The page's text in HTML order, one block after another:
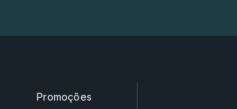
Promoções